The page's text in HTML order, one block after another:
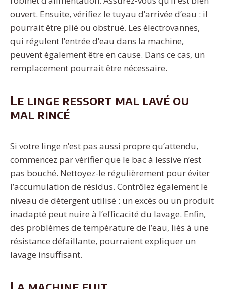
ouvert. Ensuite, vérifiez le tuyau d’arrivée d’eau : il
pourrait être plié ou obstrué. Les électrovannes,
qui régulent l’entrée d’eau dans la machine,
peuvent également être en cause. Dans ce cas, un
remplacement pourrait être nécessaire.
Le linge ressort mal lavé ou
mal rincé
Si votre linge n’est pas aussi propre qu’attendu,
commencez par vérifier que le bac à lessive n’est
pas bouché. Nettoyez-le régulièrement pour éviter
l’accumulation de résidus. Contrôlez également le
niveau de détergent utilisé : un excès ou un produit
inadapté peut nuire à l’efficacité du lavage. Enfin,
des problèmes de température de l’eau, liés à une
résistance défaillante, pourraient expliquer un
lavage insuffisant.